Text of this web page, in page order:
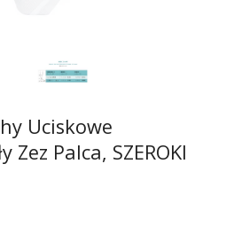
Uciskowe
Zez Palca, SZEROKI